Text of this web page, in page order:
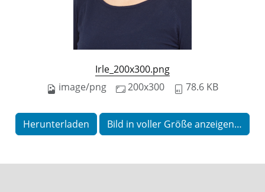
Irle_200x300.png
image/png
200x300 78.6 KB
Herunterladen Bild in voller Größe anzeigen…